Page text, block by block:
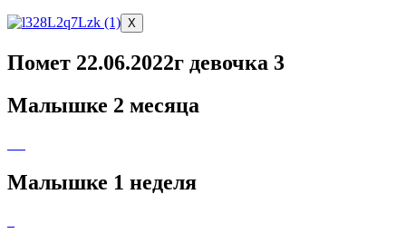
X
Помет 22.06.2022г девочка 3
Малышке 2 месяца
Малышке 1 неделя